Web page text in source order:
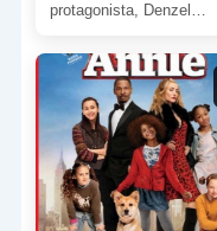
protagonista, Denzel
unirse a intérpretes más
jóvenes que él y […]